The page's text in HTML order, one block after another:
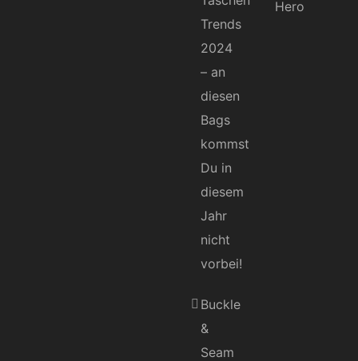
Trends
2024
– an
diesen
Bags
kommst
Du in
diesem
Jahr
nicht
vorbei!
Buckle
&
Seam